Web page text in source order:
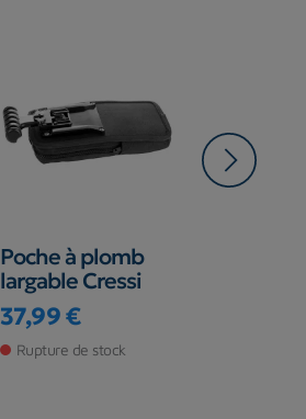
Poche à plomb
largable Cressi
Prix
37,99 €
Rupture de stock